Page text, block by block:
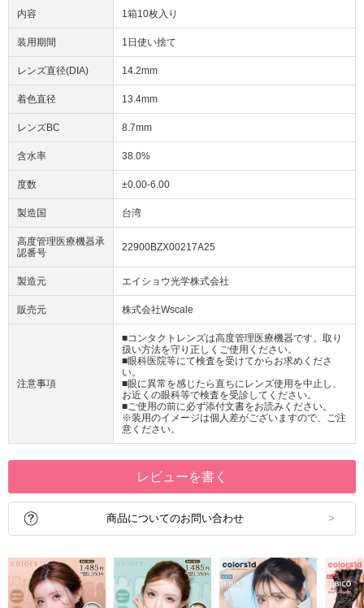
内容 1箱10枚入り
装用期間 1日使い捨て
レンズ直径(DIA) 14.2mm
着色直径 13.4mm
レンズBC 8.7mm
含水率 38.0%
度数 ±0.00-6.00
製造国 台湾
高度管理医療機器承
認番号
22900BZX00217A25
製造元 エイショウ光学株式会社
販売元 株式会社Wscale
注意事項
■コンタクトレンズは高度管理医療機器です。取り
扱い方法を守り正しくご使用ください。
■眼科医院等にて検査を受けてからお求めくださ
い。
■眼に異常を感じたら直ちにレンズ使用を中止し、
お近くの眼科等で検査を受診してください。
■ご使用の前に必ず添付文書をお読みください。
※装用のイメージは個人差がございますので、ご注
意ください。
レビューを書く
商品についてのお問い合わせ